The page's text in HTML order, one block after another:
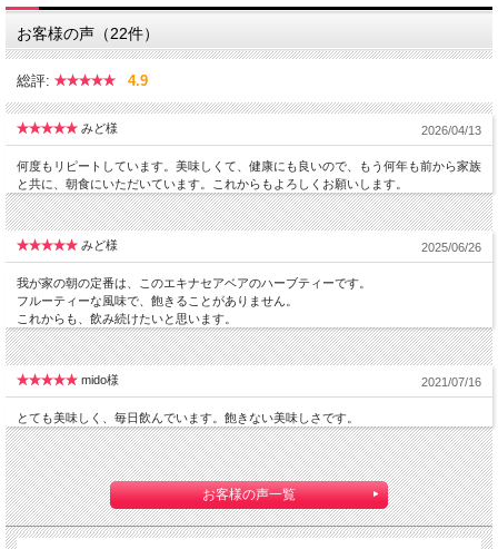
お客様の声（22件）
総評: 4.9
みど様 2026/04/13
何度もリピートしています。美味しくて、健康にも良いので、もう何年も前から家族
と共に、朝食にいただいています。これからもよろしくお願いします。
みど様 2025/06/26
我が家の朝の定番は、このエキナセアベアのハーブティーです。
フルーティーな風味で、飽きることがありません。
これからも、飲み続けたいと思います。
mido様 2021/07/16
とても美味しく、毎日飲んでいます。飽きない美味しさです。
お客様の声一覧